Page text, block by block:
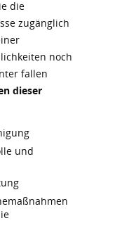
die
zugänglich
noch
fallen
dieser
und